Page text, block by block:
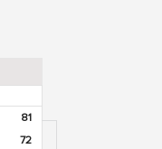
81
72